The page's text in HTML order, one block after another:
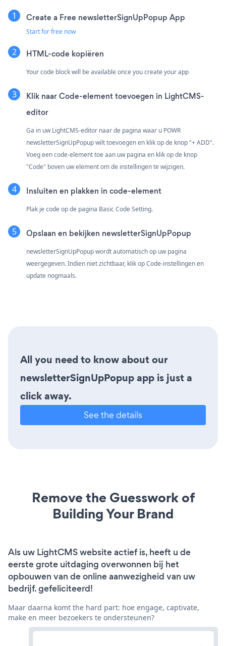
Create a Free newsletterSignUpPopup App
Start for free now
HTML-code kopiëren
Your code block will be available once you create your app
Klik naarCode-element toevoegen in LightCMS-
editor
Ga in uw LightCMS-editor naar de pagina waar u POWR
newsletterSignUpPopup wilt toevoegen en klik op de knop "+ ADD".
Voeg een code-element toe aan uw pagina en klik op de knop
"Code" boven uw element om de instellingen te wijzigen.
Insluiten en plakken in code-element
Plak je code op de pagina Basic Code Setting.
Opslaan en bekijken newsletterSignUpPopup
newsletterSignUpPopup wordt automatisch op uw pagina
weergegeven. Indien niet zichtbaar, klik op Code-instellingen en
update nogmaals.
All you need to know about our
newsletterSignUpPopup app is just a
click away.
See the details
Remove the Guesswork of
Building Your Brand
Als uw LightCMS website actief is, heeft u de
eerste grote uitdaging overwonnen bij het
opbouwen van de online aanwezigheid van uw
bedrijf. gefeliciteerd!
Maar daarna komt the hard part: hoe engage, captivate,
make en meer bezoekers te ondersteunen?